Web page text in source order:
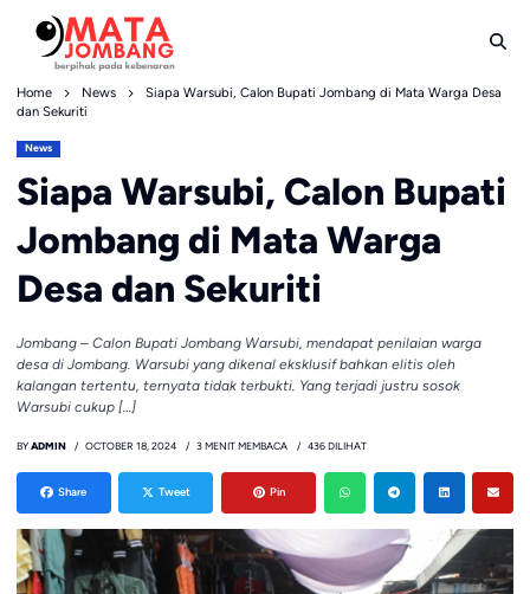
content
Home News
Siapa Warsubi, Calon Bupati Jombang di Mata Warga Desa
dan Sekuriti
News
Siapa Warsubi, Calon Bupati
Jombang di Mata Warga
Desa dan Sekuriti
Jombang – Calon Bupati Jombang Warsubi, mendapat penilaian warga
desa di Jombang. Warsubi yang dikenal eksklusif bahkan elitis oleh
kalangan tertentu, ternyata tidak terbukti. Yang terjadi justru sosok
Warsubi cukup […]
BY ADMIN OCTOBER 18, 2024 3 MENIT MEMBACA 436 DILIHAT
Share Tweet Pin